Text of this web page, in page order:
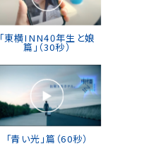
「東横INN40年生と娘
篇」（30秒）
「青い光」篇（60秒）